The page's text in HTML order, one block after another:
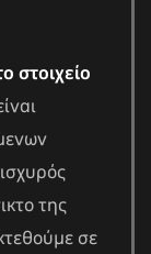
στοιχείο
της
σε